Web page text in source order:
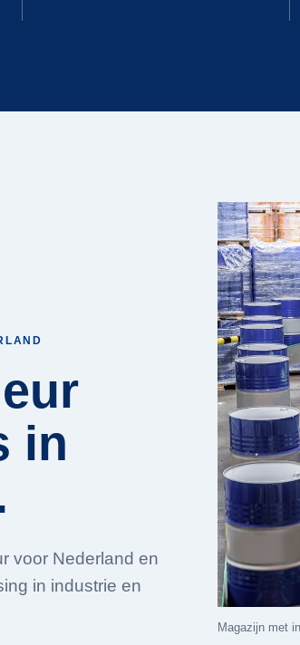
in
voor Nederland en
in industrie en
Magazijn met